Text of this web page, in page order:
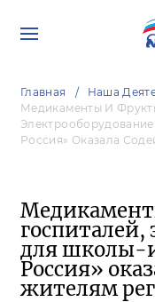
Главная Наша
Медикаменты И
Россия» Оказала
госпиталей,
для школы-
Россия»
жителям